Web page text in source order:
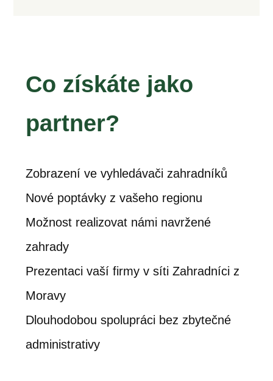
Co získáte jako
partner?
Zobrazení ve vyhledávači zahradníků
Nové poptávky z vašeho regionu
Možnost realizovat námi navržené
zahrady
Prezentaci vaší firmy v síti Zahradníci z
Moravy
Dlouhodobou spolupráci bez zbytečné
administrativy